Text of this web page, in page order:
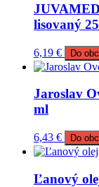
lisovaný
6,19 € Do
Jaroslav
ml
6,43 € Do
Ľanový